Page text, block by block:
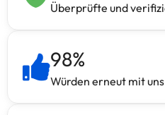
Überprüfte und
98%
Würden erneut mit